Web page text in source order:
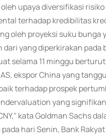
upaya diversifikasi
terhadap kredibilitas
oleh proyeksi suku
yang diperkirakan pada
selama 11 minggu
ekspor China yang
terhadap prospek
yang
kata Goldman Sachs
hari Senin, Bank